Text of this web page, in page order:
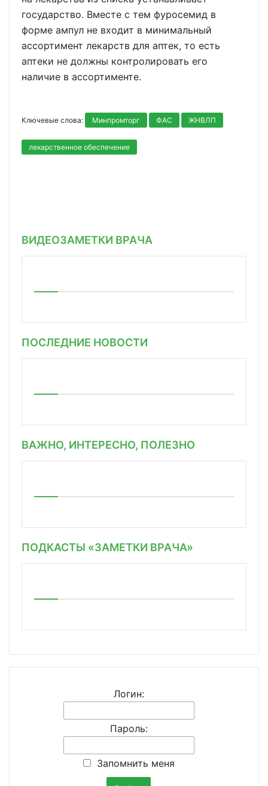
государство. Вместе с тем фуросемид в
форме ампул не входит в минимальный
ассортимент лекарств для аптек, то есть
аптеки не должны контролировать его
наличие в ассортименте.
Ключевые слова: Минпромторг ФАС ЖНВЛП
лекарственное обеспечение
ВИДЕОЗАМЕТКИ ВРАЧА
ПОСЛЕДНИЕ НОВОСТИ
ВАЖНО, ИНТЕРЕСНО, ПОЛЕЗНО
ПОДКАСТЫ «ЗАМЕТКИ ВРАЧА»
Логин:
Пароль:
Запомнить меня